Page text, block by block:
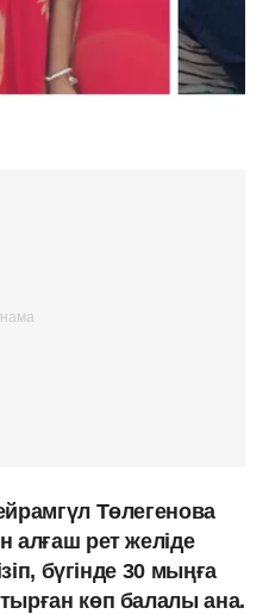
Төлегенова
рет желіде
бүгінде 30 мыңға
көп балалы ана.